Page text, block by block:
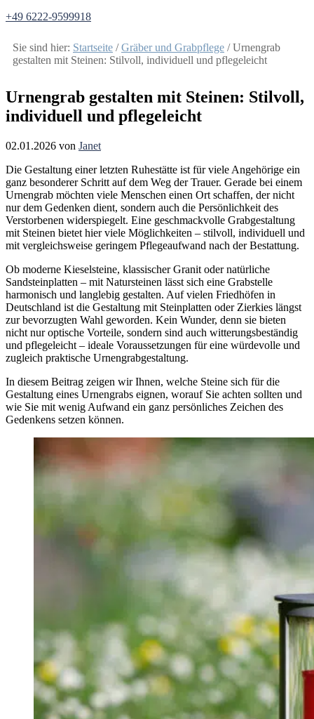
+49 6222-9599918
Sie sind hier: Startseite / Gräber und Grabpflege /Urnengrab
gestalten mit Steinen: Stilvoll, individuell und pflegeleicht
Urnengrab gestalten mit Steinen: Stilvoll,
individuell und pflegeleicht
02.01.2026 von Janet
Die Gestaltung einer letzten Ruhestätte ist für viele Angehörige ein
ganz besonderer Schritt auf dem Weg der Trauer. Gerade bei einem
Urnengrab möchten viele Menschen einen Ort schaffen, der nicht
nur dem Gedenken dient, sondern auch die Persönlichkeit des
Verstorbenen widerspiegelt. Eine geschmackvolle Grabgestaltung
mit Steinen bietet hier viele Möglichkeiten – stilvoll, individuell und
mit vergleichsweise geringem Pflegeaufwand nach der Bestattung.
Ob moderne Kieselsteine, klassischer Granit oder natürliche
Sandsteinplatten – mit Natursteinen lässt sich eine Grabstelle
harmonisch und langlebig gestalten. Auf vielen Friedhöfen in
Deutschland ist die Gestaltung mit Steinplatten oder Zierkies längst
zur bevorzugten Wahl geworden. Kein Wunder, denn sie bieten
nicht nur optische Vorteile, sondern sind auch witterungsbeständig
und pflegeleicht – ideale Voraussetzungen für eine würdevolle und
zugleich praktische Urnengrabgestaltung.
In diesem Beitrag zeigen wir Ihnen, welche Steine sich für die
Gestaltung eines Urnengrabs eignen, worauf Sie achten sollten und
wie Sie mit wenig Aufwand ein ganz persönliches Zeichen des
Gedenkens setzen können.